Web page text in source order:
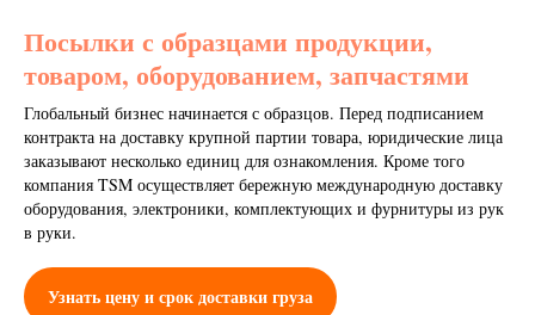
Посылки с образцами продукции,
товаром, оборудованием, запчастями
Глобальный бизнес начинается с образцов. Перед подписанием
контракта на доставку крупной партии товара, юридические лица
заказывают несколько единиц для ознакомления. Кроме того
компания TSM осуществляет бережную международную доставку
оборудования, электроники, комплектующих и фурнитуры из рук
в руки.
Узнать цену и срок доставки груза